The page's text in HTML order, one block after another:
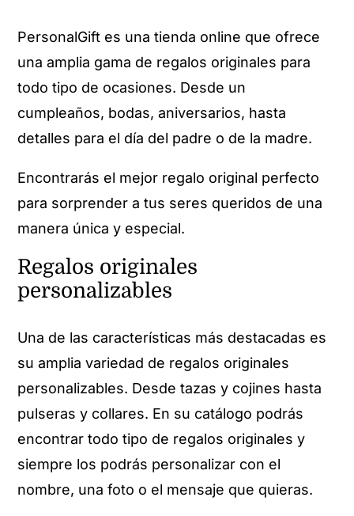
PersonalGift es una tienda online que ofrece
una amplia gama de regalos originales para
todo tipo de ocasiones. Desde un
cumpleaños, bodas, aniversarios, hasta
detalles para el día del padre o de la madre.
Encontrarás el mejor regalo original perfecto
para sorprender a tus seres queridos de una
manera única y especial.
Regalos originales
personalizables
Una de las características más destacadas es
su amplia variedad de regalos originales
personalizables. Desde tazas y cojines hasta
pulseras y collares. En su catálogo podrás
encontrar todo tipo de regalos originales y
siempre los podrás personalizar con el
nombre, una foto o el mensaje que quieras.